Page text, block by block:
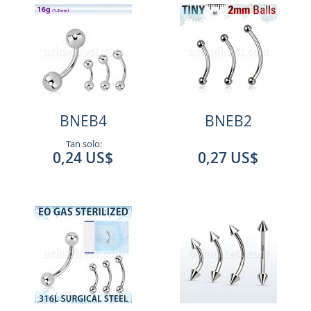
BNEB4
Tan solo:
0,24 US$
BNEB2
0,27 US$